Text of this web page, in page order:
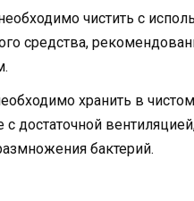
чистить с
средства,
хранить в чистом
с достаточной
бактерий.